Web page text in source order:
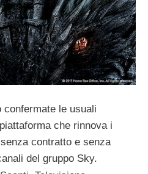
confermate le usuali
che rinnova i
senza contratto e senza
del gruppo Sky.